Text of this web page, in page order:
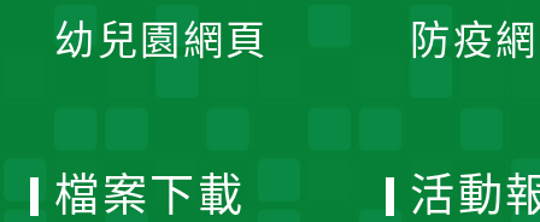
幼兒園網頁 防疫
檔案下載 活動